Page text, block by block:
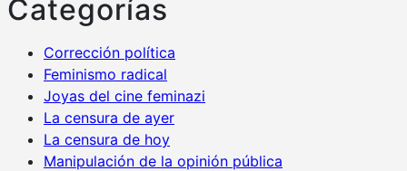
Categorías
Corrección política
Feminismo radical
Joyas del cine feminazi
La censura de ayer
La censura de hoy
Manipulación de la opinión pública